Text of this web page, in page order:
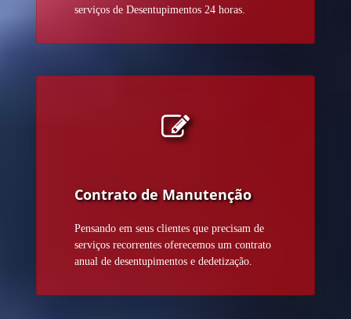
serviços de Desentupimentos 24 horas.
Contrato de Manutenção
Pensando em seus clientes que precisam de
serviços recorrentes oferecemos um contrato
anual de desentupimentos e dedetização.